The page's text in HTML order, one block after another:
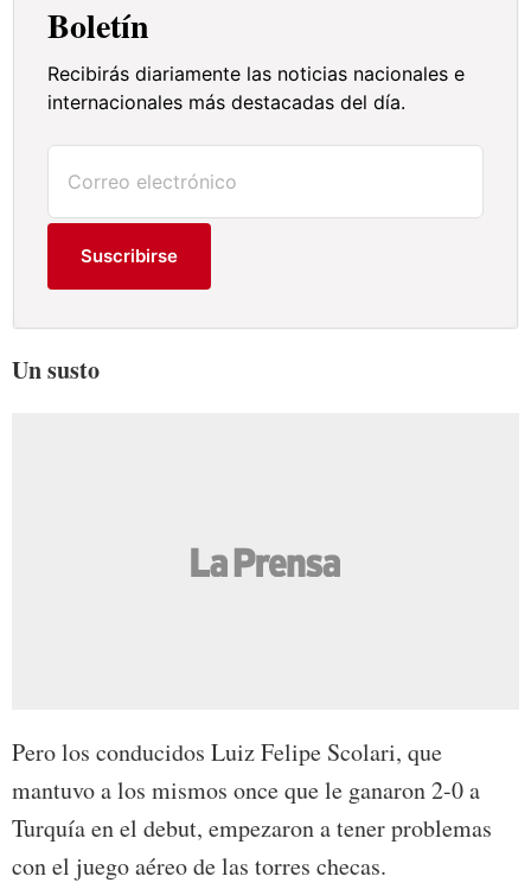
Boletín
Recibirás diariamente las noticias nacionales e
internacionales más destacadas del día.
Suscribirse
Un susto
Pero los conducidos Luiz Felipe Scolari, que
mantuvo a los mismos once que le ganaron 2-0 a
Turquía en el debut, empezaron a tener problemas
con el juego aéreo de las torres checas.